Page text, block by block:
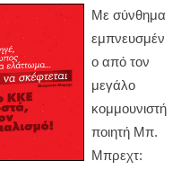
Με σύνθημα
εμπνευσμέν
ο από τον
μεγάλο
κομμουνιστή
ποιητή Μπ.
Μπρεχτ: